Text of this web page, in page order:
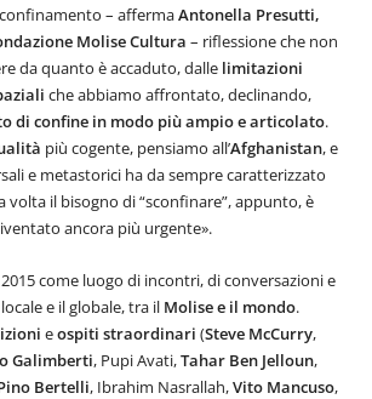
– affermaAntonella Presutti,
Molise Cultura – riflessione che non
da quanto è accaduto, dalle limitazioni
che abbiamo affrontato, declinando,
di confine in modo più ampio e articolato.
più cogente, pensiamo all’Afghanistan, e
e metastorici ha da sempre caratterizzato
volta il bisogno di “sconfinare”, appunto, è
ancora più urgente».
come luogo di incontri, di conversazioni e
e il globale, tra il Molise e il mondo.
eospiti straordinari (Steve McCurry,
Galimberti, Pupi Avati,Tahar Ben Jelloun,
Bertelli, Ibrahim Nasrallah,Vito Mancuso,